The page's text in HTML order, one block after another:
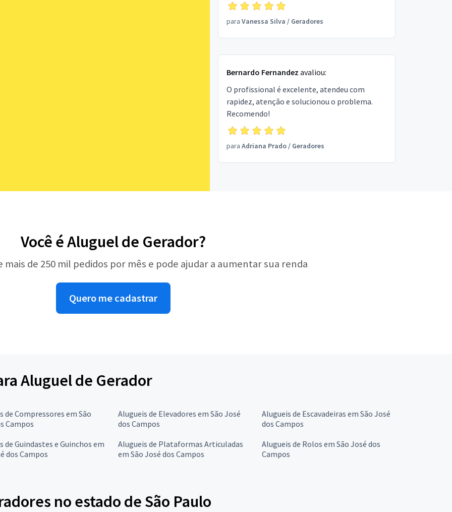
para Vanessa Silva / Geradores
Bernardo Fernandez avaliou:
O profissional é excelente, atendeu com
rapidez, atenção e solucionou o problema.
Recomendo!
para Adriana Prado/ Geradores
Você é Aluguel de Gerador?
mais de 250 mil pedidos por mês e pode ajudar a aumentar sua renda
Quero me cadastrar
Aluguel de Gerador
de Compressores em São
Campos
Alugueis de Elevadores em São José
dos Campos
Alugueis de Escavadeiras em São José
dos Campos
de Guindastes e Guinchos em
dos Campos
Alugueis de Plataformas Articuladas
em São José dos Campos
Alugueis de Rolos em São José dos
Campos
no estado de São Paulo